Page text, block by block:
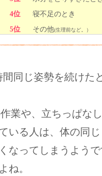
4位
寝不足のとき
5位
その他(生理前など。）
同じ姿勢を続けた
業や、立ちっぱな
いる人は、体の同
なってしまうよう
ね。